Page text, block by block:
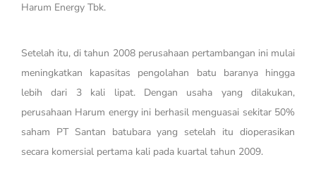
Harum Energy Tbk.
Setelah itu, di tahun 2008 perusahaan pertambangan ini mulai
meningkatkan kapasitas pengolahan batu baranya hingga
lebih dari 3 kali lipat. Dengan usaha yang dilakukan,
perusahaan Harum energy ini berhasil menguasai sekitar 50%
saham PT Santan batubara yang setelah itu dioperasikan
secara komersial pertama kali pada kuartal tahun 2009.